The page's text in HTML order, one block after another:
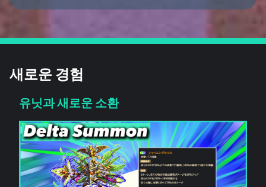
새로운 경험
유닛과 새로운 소환